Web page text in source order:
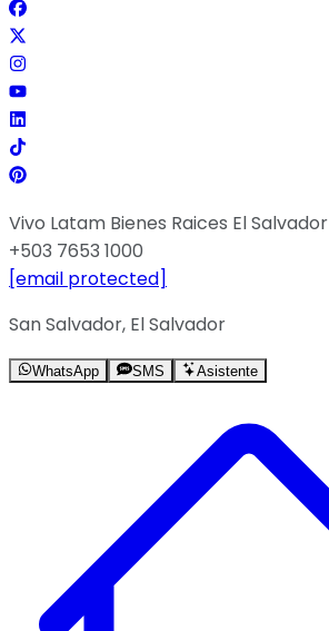
Vivo Latam Bienes Raices El Salvador
+503 7653 1000
[email protected]
San Salvador, El Salvador
WhatsApp SMS Asistente